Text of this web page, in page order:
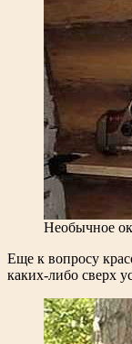
Необычное
Еще к вопросу
каких-либо сверх